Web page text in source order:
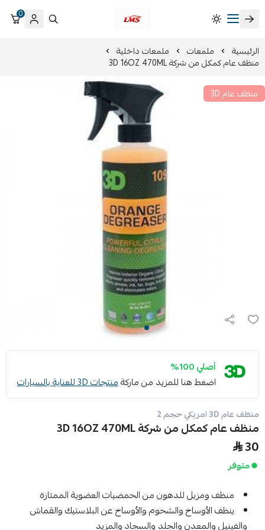
متجر لمسات الشرقية لزينة سيارات LMS
0
الرئيسية ملمعات ملمعات داخلية
منظف عام كمكل من شركة 3D 16OZ 470ML
منظف عام 3D
أصلي 100%
اضغط هنا للمزيد من ماركةمنتجات 3D للعناية بالسيارات
منظف عام 3D امريكي حجم 2
منظف عام كمكل من شركة 3D 16OZ 470ML
30
متوفر
منظف ​​ومزيل للدهون من الحمضيات العضوية الممتازة
ينظف الأوساخ والشحوم والأوساخ عن البلاستيك والقماش
والفينيل والمعدن والجلد والسجاد والمزيد